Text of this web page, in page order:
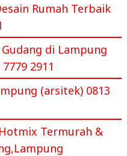
Rumah Terbaik
di Lampung
2911
(arsitek) 0813
Hotmix Termurah &